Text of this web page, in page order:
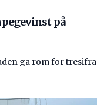
på
ga rom for tresifra